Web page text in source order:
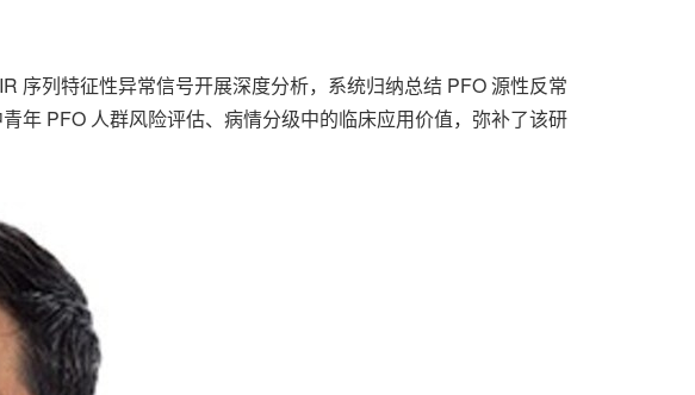
序列特征性异常信号开展深度分析，系统归纳总结 PFO 源性反常
年 PFO 人群风险评估、病情分级中的临床应用价值，弥补了该研